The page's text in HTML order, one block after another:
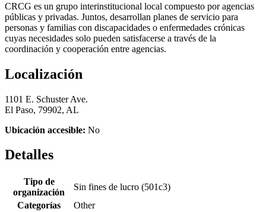
CRCG es un grupo interinstitucional local compuesto por agencias
públicas y privadas. Juntos, desarrollan planes de servicio para
personas y familias con discapacidades o enfermedades crónicas
cuyas necesidades solo pueden satisfacerse a través de la
coordinación y cooperación entre agencias.
Localización
1101 E. Schuster Ave.
El Paso, 79902, AL
Ubicación accesible: No
Detalles
Tipo de
organización
Sin fines de lucro (501c3)
Categorías
Other